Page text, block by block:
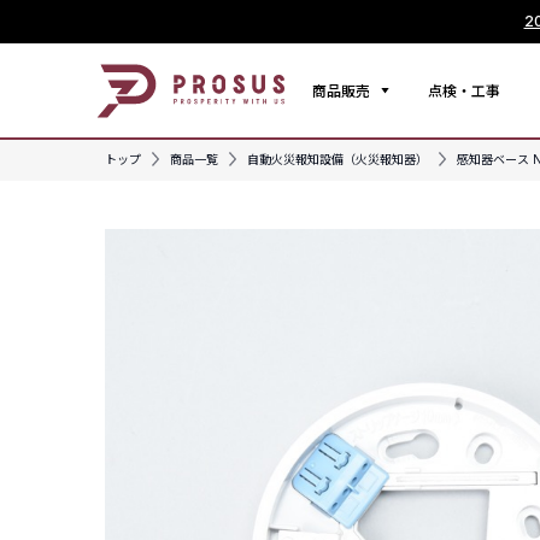
商品販売 点検・工事
トップ 商品一覧 自動火災報知設備（火災報知器） 感知器ベース